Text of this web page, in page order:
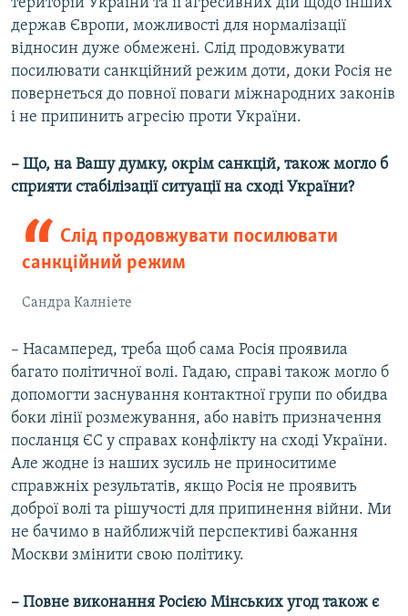
територій України та її агресивних дій щодо інших
держав Європи, можливості для нормалізації
відносин дуже обмежені. Слід продовжувати
посилювати санкційний режим доти, доки Росія не
повернеться до повної поваги міжнародних законів
і не припинить агресію проти України.
– Що, на Вашу думку, окрім санкцій, також могло б
сприяти стабілізації ситуації на сході України?
Слід продовжувати посилювати
санкційний режим
Сандра Калніете
– Насамперед, треба щоб сама Росія проявила
багато політичної волі. Гадаю, справі також могло б
допомогти заснування контактної групи по обидва
боки лінії розмежування, або навіть призначення
посланця ЄС у справах конфлікту на сході України.
Але жодне із наших зусиль не приноситиме
справжніх результатів, якщо Росія не проявить
доброї волі та рішучості для припинення війни. Ми
не бачимо в найближчій перспективі бажання
Москви змінити свою політику.
– Повне виконання Росією Мінських угод також є